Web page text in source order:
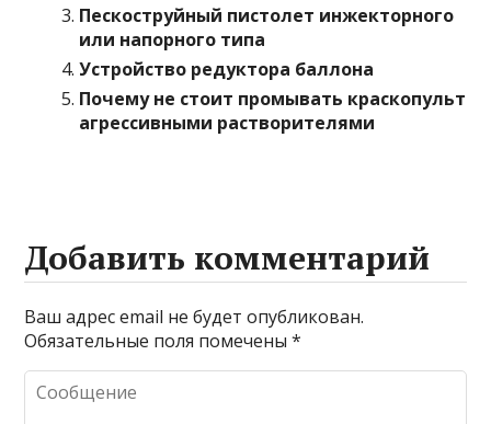
Пескоструйный пистолет инжекторного
или напорного типа
Устройство редуктора баллона
Почему не стоит промывать краскопульт
агрессивными растворителями
Добавить комментарий
Ваш адрес email не будет опубликован.
Обязательные поля помечены*